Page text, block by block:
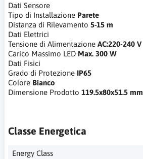
Dati Sensore
Tipo di Installazione Parete
Distanza di Rilevamento 5-15 m
Dati Elettrici
Tensione di Alimentazione AC:220-240 V
Carico Massimo LED Max. 300 W
Dati Fisici
Grado di Protezione IP65
Colore Bianco
Dimensione Prodotto 119.5x80x51.5 mm
Classe Energetica
Energy Class